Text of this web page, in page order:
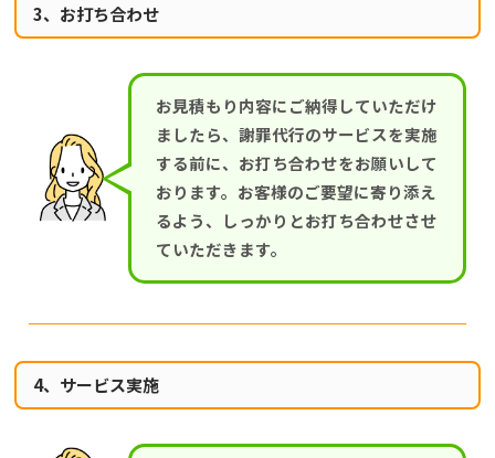
3、お打ち合わせ
お見積もり内容にご納得していただけ
ましたら、謝罪代行のサービスを実施
する前に、お打ち合わせをお願いして
おります。お客様のご要望に寄り添え
るよう、しっかりとお打ち合わせさせ
ていただきます。
4、サービス実施